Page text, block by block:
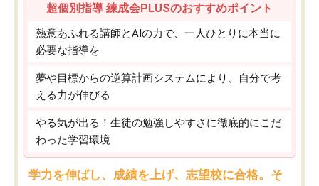
超個別指導 練成会PLUSのおすすめポイント
熱意あふれる講師とAIの力で、一人ひとりに本当に
必要な指導を
夢や目標からの逆算計画システムにより、自分で考
える力が伸びる
やる気が出る！生徒の勉強しやすさに徹底的にこだ
わった学習環境
学力を伸ばし、成績を上げ、志望校に合格。そ